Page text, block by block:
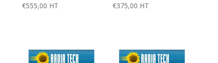
€555,00 HT
€375,00 HT